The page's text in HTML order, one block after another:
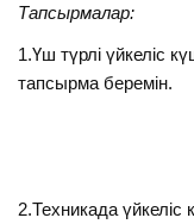
Тапсырмалар:
1.Үш түрлі үйкеліс
тапсырма беремін.
2.Техникада